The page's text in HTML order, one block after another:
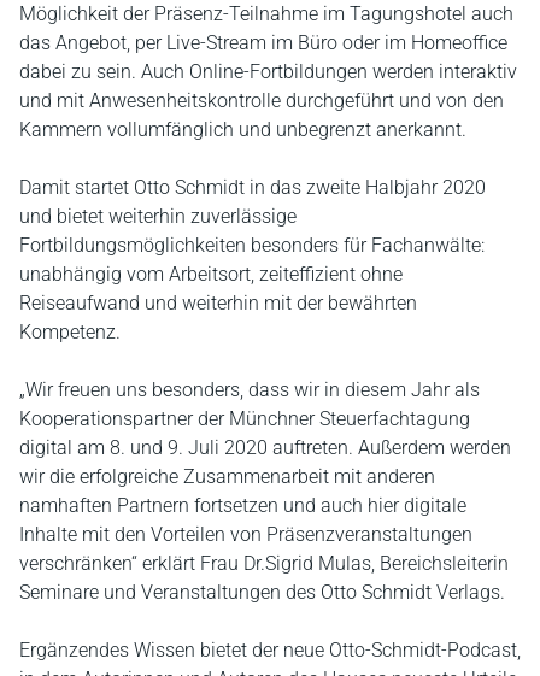
Möglichkeit der Präsenz-Teilnahme im Tagungshotel auch
das Angebot, per Live-Stream im Büro oder im Homeoffice
dabei zu sein. Auch Online-Fortbildungen werden interaktiv
und mit Anwesenheitskontrolle durchgeführt und von den
Kammern vollumfänglich und unbegrenzt anerkannt.
Damit startet Otto Schmidt in das zweite Halbjahr 2020
und bietet weiterhin zuverlässige
Fortbildungsmöglichkeiten besonders für Fachanwälte:
unabhängig vom Arbeitsort, zeiteffizient ohne
Reiseaufwand und weiterhin mit der bewährten
Kompetenz.
„Wir freuen uns besonders, dass wir in diesem Jahr als
Kooperationspartner der Münchner Steuerfachtagung
digital am 8. und 9. Juli 2020 auftreten. Außerdem werden
wir die erfolgreiche Zusammenarbeit mit anderen
namhaften Partnern fortsetzen und auch hier digitale
Inhalte mit den Vorteilen von Präsenzveranstaltungen
verschränken“ erklärt Frau Dr.Sigrid Mulas, Bereichsleiterin
Seminare und Veranstaltungen des Otto Schmidt Verlags.
Ergänzendes Wissen bietet der neue Otto-Schmidt-Podcast,